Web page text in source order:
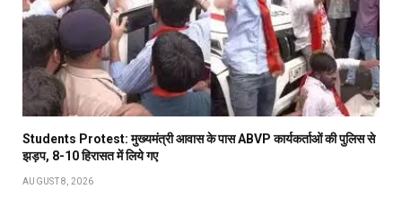
Students Protest: मुख्यमंत्री आवास के पास ABVP कार्यकर्ताओं की पुलिस से
झड़प, 8-10 हिरासत में लिये गए
AUGUST 8, 2026